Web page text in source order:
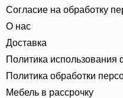
Согласие на обработку
О нас
Доставка
Политика
Политика обработки
Мебель в рассрочку